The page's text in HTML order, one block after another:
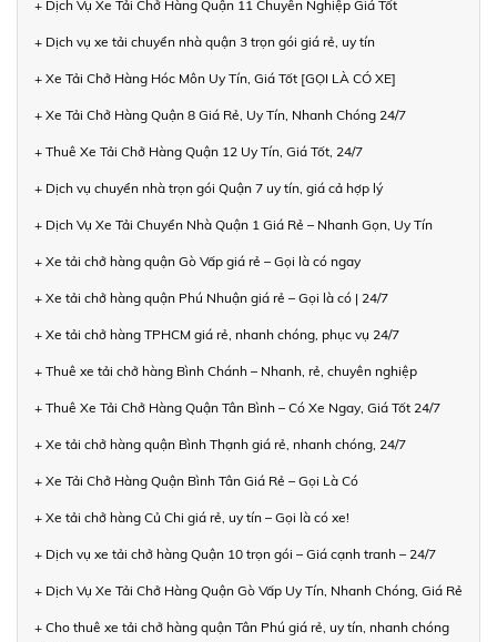
+ Dịch Vụ Xe Tải Chở Hàng Quận 11 Chuyên Nghiệp Giá Tốt
+ Dịch vụ xe tải chuyển nhà quận 3 trọn gói giá rẻ, uy tín
+ Xe Tải Chở Hàng Hóc Môn Uy Tín, Giá Tốt [GỌI LÀ CÓ XE]
+ Xe Tải Chở Hàng Quận 8 Giá Rẻ, Uy Tín, Nhanh Chóng 24/7
+ Thuê Xe Tải Chở Hàng Quận 12 Uy Tín, Giá Tốt, 24/7
+ Dịch vụ chuyển nhà trọn gói Quận 7 uy tín, giá cả hợp lý
+ Dịch Vụ Xe Tải Chuyển Nhà Quận 1 Giá Rẻ – Nhanh Gọn, Uy Tín
+ Xe tải chở hàng quận Gò Vấp giá rẻ – Gọi là có ngay
+ Xe tải chở hàng quận Phú Nhuận giá rẻ – Gọi là có | 24/7
+ Xe tải chở hàng TPHCM giá rẻ, nhanh chóng, phục vụ 24/7
+ Thuê xe tải chở hàng Bình Chánh – Nhanh, rẻ, chuyên nghiệp
+ Thuê Xe Tải Chở Hàng Quận Tân Bình – Có Xe Ngay, Giá Tốt 24/7
+ Xe tải chở hàng quận Bình Thạnh giá rẻ, nhanh chóng, 24/7
+ Xe Tải Chở Hàng Quận Bình Tân Giá Rẻ – Gọi Là Có
+ Xe tải chở hàng Củ Chi giá rẻ, uy tín – Gọi là có xe!
+ Dịch vụ xe tải chở hàng Quận 10 trọn gói – Giá cạnh tranh – 24/7
+ Dịch Vụ Xe Tải Chở Hàng Quận Gò Vấp Uy Tín, Nhanh Chóng, Giá Rẻ
+ Cho thuê xe tải chở hàng quận Tân Phú giá rẻ, uy tín, nhanh chóng